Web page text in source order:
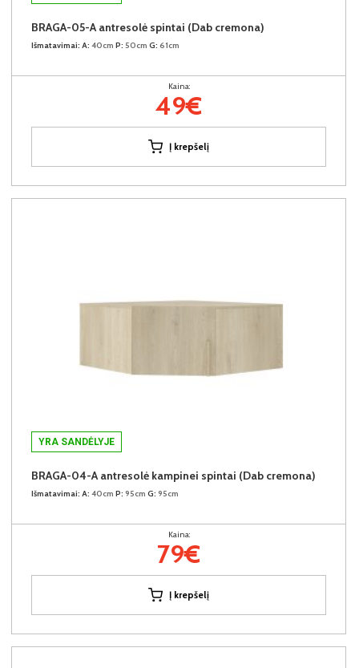
BRAGA-05-A antresolė spintai (Dab cremona)
Išmatavimai: A: 40cm P: 50cm G: 61cm
Kaina:
49€
Į krepšelį
YRA SANDĖLYJE
BRAGA-04-A antresolė kampinei spintai (Dab cremona)
Išmatavimai: A: 40cm P: 95cm G: 95cm
Kaina:
79€
Į krepšelį